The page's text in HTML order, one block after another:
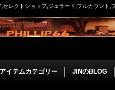
レクトショップ,ジェラード,フルカウント
アイテムカテゴリー JINのBLOG